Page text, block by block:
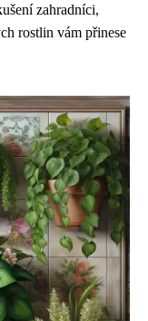
zahradníci,
rostlin vám přinese